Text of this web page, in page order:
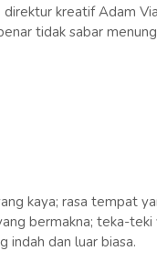
kreatif Adam
tidak sabar
kaya; rasa tempat
bermakna; teka-teki
dan luar biasa.